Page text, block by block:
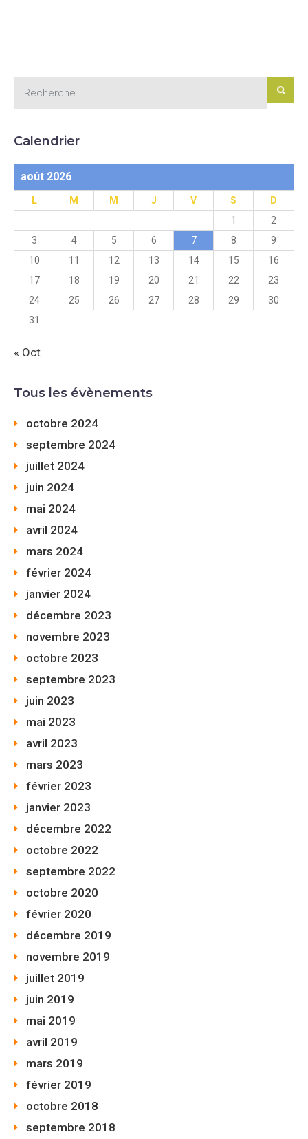
Calendrier
août 2026
L M M J V S
D
1
2
3
4 5 6 7 8
9
10
11 12 13 14 15
16
17
18 19 20 21 22
23
24
25 26 27 28 29
30
31
« Oct
Tous les évènements
octobre 2024
septembre 2024
juillet 2024
juin 2024
mai 2024
avril 2024
mars 2024
février 2024
janvier 2024
décembre 2023
novembre 2023
octobre 2023
septembre 2023
juin 2023
mai 2023
avril 2023
mars 2023
février 2023
janvier 2023
décembre 2022
octobre 2022
septembre 2022
octobre 2020
février 2020
décembre 2019
novembre 2019
juillet 2019
juin 2019
mai 2019
avril 2019
mars 2019
février 2019
octobre 2018
septembre 2018